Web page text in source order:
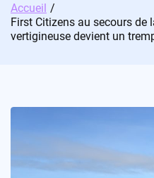
Accueil
First Citizens au secours de
vertigineuse devient un